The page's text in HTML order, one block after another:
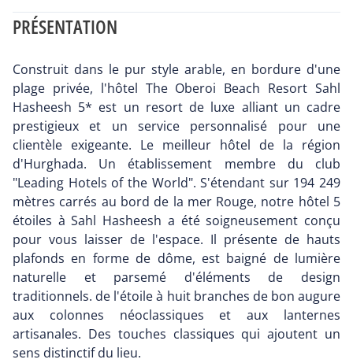
PRÉSENTATION
Construit dans le pur style arable, en bordure d'une
plage privée, l'hôtel The Oberoi Beach Resort Sahl
Hasheesh 5* est un resort de luxe alliant un cadre
prestigieux et un service personnalisé pour une
clientèle exigeante. Le meilleur hôtel de la région
d'Hurghada. Un établissement membre du club
"Leading Hotels of the World". S'étendant sur 194 249
mètres carrés au bord de la mer Rouge, notre hôtel 5
étoiles à Sahl Hasheesh a été soigneusement conçu
pour vous laisser de l'espace. Il présente de hauts
plafonds en forme de dôme, est baigné de lumière
naturelle et parsemé d'éléments de design
traditionnels. de l'étoile à huit branches de bon augure
aux colonnes néoclassiques et aux lanternes
artisanales. Des touches classiques qui ajoutent un
sens distinctif du lieu.